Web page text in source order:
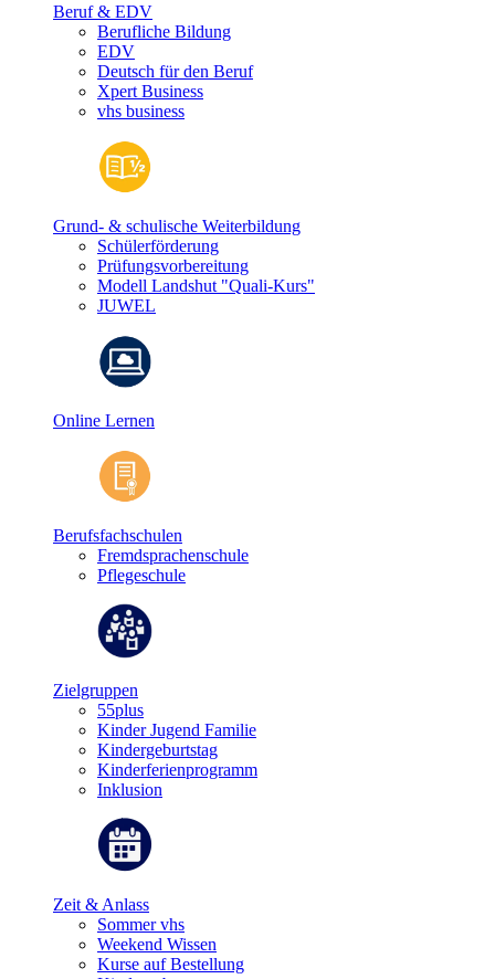
Beruf & EDV
Berufliche Bildung
EDV
Deutsch für den Beruf
Xpert Business
vhs business
Grund- & schulische Weiterbildung
Schülerförderung
Prüfungsvorbereitung
Modell Landshut "Quali-Kurs"
JUWEL
Online Lernen
Berufsfachschulen
Fremdsprachenschule
Pflegeschule
Zielgruppen
55plus
Kinder Jugend Familie
Kindergeburtstag
Kinderferienprogramm
Inklusion
Zeit & Anlass
Sommer vhs
Weekend Wissen
Kurse auf Bestellung